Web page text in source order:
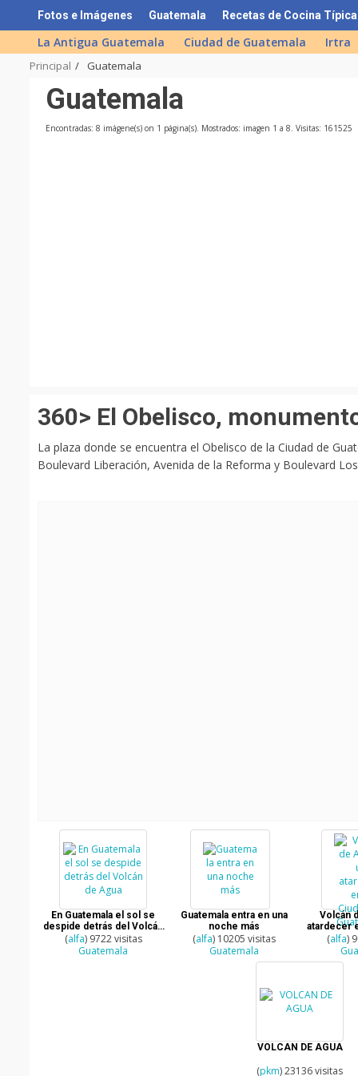
to
content
Fotos e Imágenes Guatemala Recetas de Cocina Típica
La Antigua Guatemala Ciudad de Guatemala Irtra
Principal Guatemala
Guatemala
Encontradas: 8 imágene(s) on 1 página(s). Mostrados: imagen 1 a 8. Visitas: 161525
360> El Obelisco,
La plaza donde se encuentra el Obelisco de la Ciudad de
Boulevard Liberación, Avenida de la Reforma y Boulevard
En Guatemala el sol se
despide detrás del Volcán
de Agua
(alfa) 9722 visitas
Guatemala
Guatemala entra en una
noche más
(alfa) 10205 visitas
Guatemala
Volcán
atardecer
(alfa)
VOLCAN DE AGUA
(pkm) 23136 visitas